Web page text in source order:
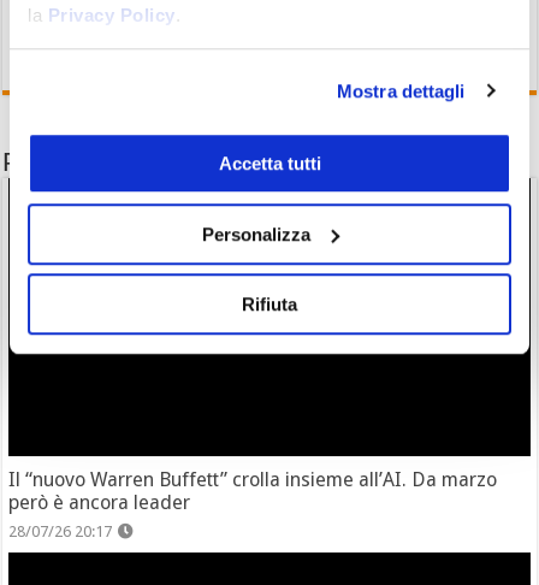
la Privacy Policy.
Mostra dettagli
Accetta tutti
Personalizza
Rifiuta
Potrebbe interessarti anche
Il “nuovo Warren Buffett” crolla insieme all’AI. Da marzo
però è ancora leader
28/07/26 20:17